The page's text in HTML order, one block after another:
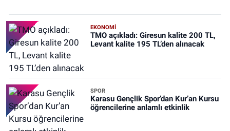
EKONOMİ
TMO açıkladı: Giresun kalite 200 TL,
Levant kalite 195 TL’den alınacak
SPOR
Karasu Gençlik Spor’dan Kur’an Kursu
öğrencilerine anlamlı etkinlik